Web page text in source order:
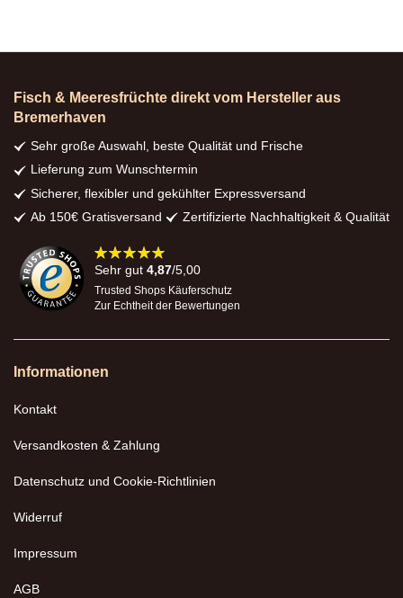
Fisch & Meeresfrüchte direkt vom Hersteller aus
Bremerhaven
Sehr große Auswahl, beste Qualität und Frische
Lieferung zum Wunschtermin
Sicherer, flexibler und gekühlter Expressversand
Ab 150€ Gratisversand
Zertifizierte Nachhaltigkeit & Qualität
98%
Sehr gut 4,87/5,00
Trusted Shops Käuferschutz
Zur Echtheit der Bewertungen
Informationen
Kontakt
Versandkosten & Zahlung
Datenschutz und Cookie-Richtlinien
Widerruf
Impressum
AGB